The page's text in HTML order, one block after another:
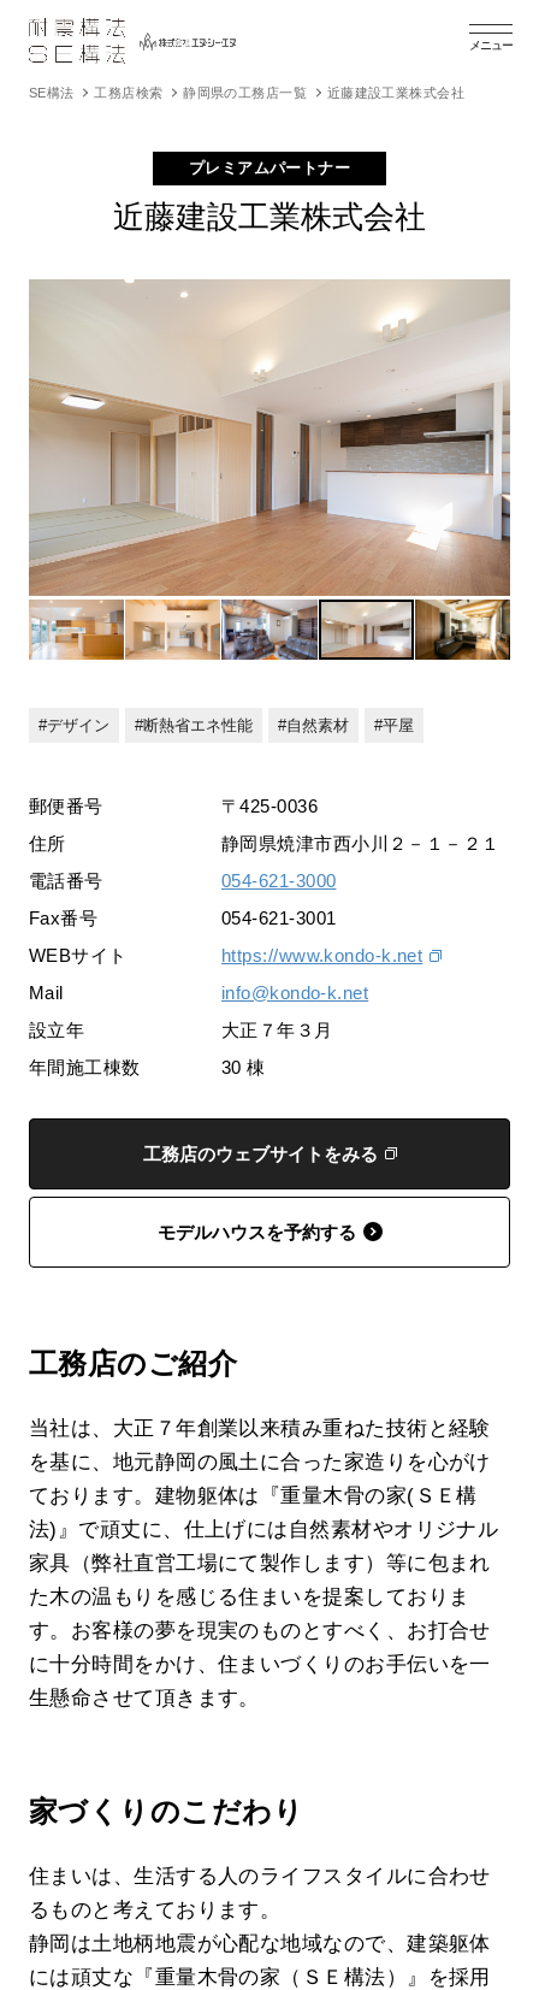
メニュー
SE構法 工務店検索 静岡県の工務店一覧 近藤建設工業株式会社
プレミアムパートナー
近藤建設工業株式会社
デザイン 断熱省エネ性能 自然素材 平屋
郵便番号
〒425-0036
住所
静岡県焼津市西小川２－１－２１
電話番号
054-621-3000
Fax番号
054-621-3001
WEBサイト
https://www.kondo-k.net
Mail
info@kondo-k.net
設立年
大正７年３月
年間施工棟数
30 棟
工務店のウェブサイトをみる
モデルハウスを予約する
工務店のご紹介
当社は、大正７年創業以来積み重ねた技術と経験
を基に、地元静岡の風土に合った家造りを心がけ
ております。建物躯体は『重量木骨の家(ＳＥ構
法)』で頑丈に、仕上げには自然素材やオリジナル
家具（弊社直営工場にて製作します）等に包まれ
た木の温もりを感じる住まいを提案しておりま
す。お客様の夢を現実のものとすべく、お打合せ
に十分時間をかけ、住まいづくりのお手伝いを一
生懸命させて頂きます。
家づくりのこだわり
住まいは、生活する人のライフスタイルに合わせ
るものと考えております。
静岡は土地柄地震が心配な地域なので、建築躯体
には頑丈な『重量木骨の家（ＳＥ構法）』を採用